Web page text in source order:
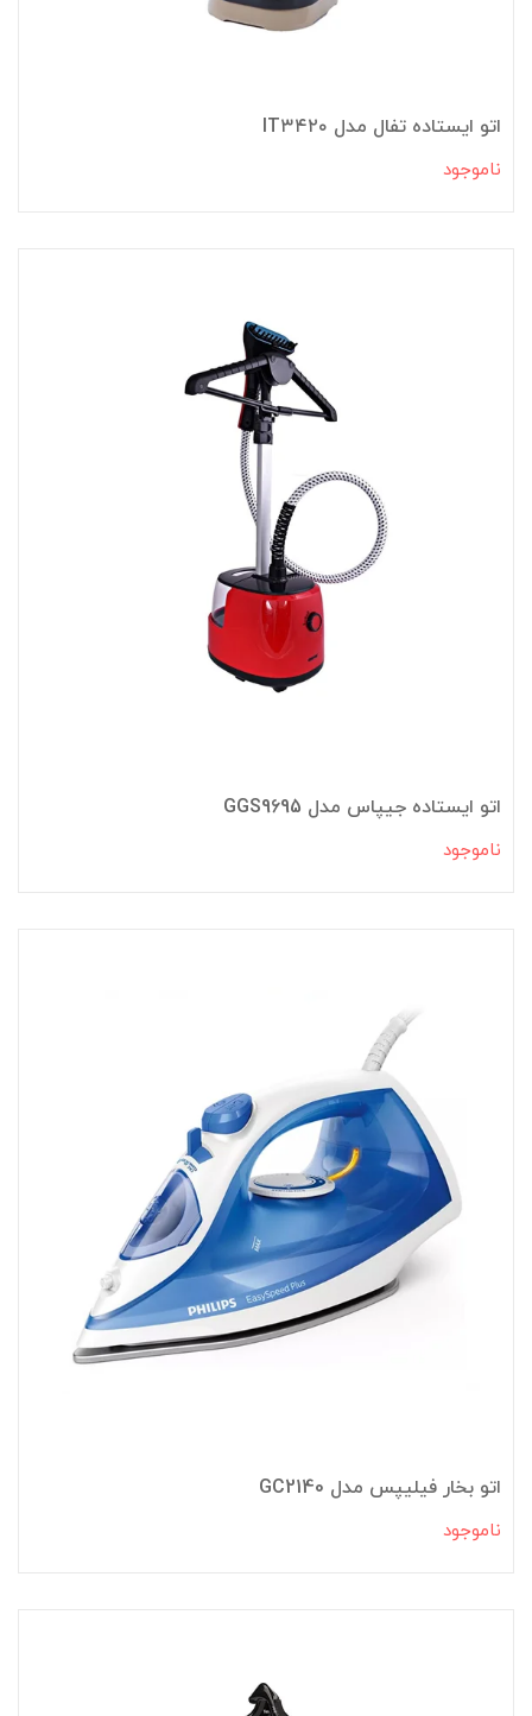
اتو ایستاده تفال مدل IT۳۴۲۰
ناموجود
اتو ایستاده جیپاس مدل GGS9695
ناموجود
اتو بخار فیلیپس مدل GC2140
ناموجود